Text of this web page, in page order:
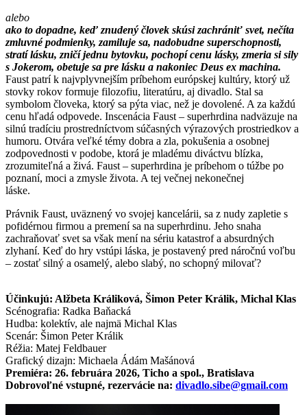
alebo
ako to dopadne, keď znudený človek skúsi zachrániť svet, nečíta
zmluvné podmienky, zamiluje sa, nadobudne superschopnosti,
stratí lásku, zničí jednu bytovku, pochopí cenu lásky, zmeria si sily
s Jokerom, obetuje sa pre lásku a nakoniec Deus ex machina.
Faust patrí k najvplyvnejším príbehom európskej kultúry, ktorý už
stovky rokov formuje filozofiu, literatúru, aj divadlo. Stal sa
symbolom človeka, ktorý sa pýta viac, než je dovolené. A za každú
cenu hľadá odpovede. Inscenácia Faust – superhrdina nadväzuje na
silnú tradíciu prostredníctvom súčasných výrazových prostriedkov a
humoru. Otvára veľké témy dobra a zla, pokušenia a osobnej
zodpovednosti v podobe, ktorá je mladému diváctvu blízka,
zrozumiteľná a živá. Faust – superhrdina je príbehom o túžbe po
poznaní, moci a zmysle života. A tej večnej nekonečnej
láske.
Právnik Faust, uväznený vo svojej kancelárii, sa z nudy zapletie s
pofidérnou firmou a premení sa na superhrdinu. Jeho snaha
zachraňovať svet sa však mení na sériu katastrof a absurdných
zlyhaní. Keď do hry vstúpi láska, je postavený pred náročnú voľbu
– zostať silný a osamelý, alebo slabý, no schopný milovať?
Účinkujú: Alžbeta Králiková, Šimon Peter Králik, Michal Klas
Scénografia: Radka Baňacká
Hudba: kolektív, ale najmä Michal Klas
Scenár: Šimon Peter Králik
Réžia: Matej Feldbauer
Grafický dizajn: Michaela Ádám Mašánová
Premiéra: 26. februára 2026, Ticho a spol., Bratislava
Dobrovoľné vstupné, rezervácie na: divadlo.sibe@gmail.com